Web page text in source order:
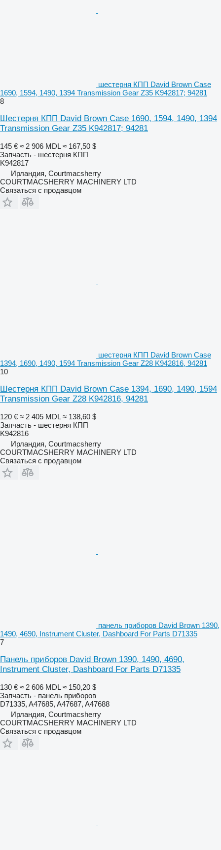
шестерня КПП David Brown Case
1690, 1594, 1490, 1394 Transmission Gear Z35 K942817; 94281
8
Шестерня КПП David Brown Case 1690, 1594, 1490, 1394
Transmission Gear Z35 K942817; 94281
145 € ≈ 2 906 MDL ≈ 167,50 $
Запчасть - шестерня КПП
K942817
Ирландия, Courtmacsherry
COURTMACSHERRY MACHINERY LTD
Связаться с продавцом
шестерня КПП David Brown Case
1394, 1690, 1490, 1594 Transmission Gear Z28 K942816, 94281
10
Шестерня КПП David Brown Case 1394, 1690, 1490, 1594
Transmission Gear Z28 K942816, 94281
120 € ≈ 2 405 MDL ≈ 138,60 $
Запчасть - шестерня КПП
K942816
Ирландия, Courtmacsherry
COURTMACSHERRY MACHINERY LTD
Связаться с продавцом
панель приборов David Brown 1390,
1490, 4690, Instrument Cluster, Dashboard For Parts D71335
7
Панель приборов David Brown 1390, 1490, 4690,
Instrument Cluster, Dashboard For Parts D71335
130 € ≈ 2 606 MDL ≈ 150,20 $
Запчасть - панель приборов
D71335, A47685, A47687, A47688
Ирландия, Courtmacsherry
COURTMACSHERRY MACHINERY LTD
Связаться с продавцом